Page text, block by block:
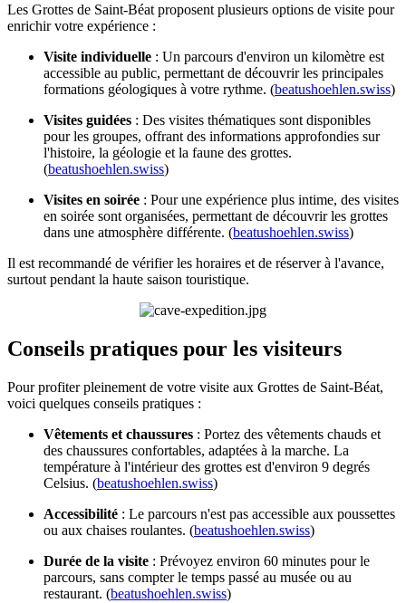
Les Grottes de Saint-Béat proposent plusieurs options de visite pour
enrichir votre expérience :
Visite individuelle : Un parcours d'environ un kilomètre est
accessible au public, permettant de découvrir les principales
formations géologiques à votre rythme. (beatushoehlen.swiss)
Visites guidées : Des visites thématiques sont disponibles
pour les groupes, offrant des informations approfondies sur
l'histoire, la géologie et la faune des grottes.
(beatushoehlen.swiss)
Visites en soirée : Pour une expérience plus intime, des visites
en soirée sont organisées, permettant de découvrir les grottes
dans une atmosphère différente. (beatushoehlen.swiss)
Il est recommandé de vérifier les horaires et de réserver à l'avance,
surtout pendant la haute saison touristique.
Conseils pratiques pour les visiteurs
Pour profiter pleinement de votre visite aux Grottes de Saint-Béat,
voici quelques conseils pratiques :
Vêtements et chaussures : Portez des vêtements chauds et
des chaussures confortables, adaptées à la marche. La
température à l'intérieur des grottes est d'environ 9 degrés
Celsius. (beatushoehlen.swiss)
Accessibilité : Le parcours n'est pas accessible aux poussettes
ou aux chaises roulantes. (beatushoehlen.swiss)
Durée de la visite : Prévoyez environ 60 minutes pour le
parcours, sans compter le temps passé au musée ou au
restaurant. (beatushoehlen.swiss)